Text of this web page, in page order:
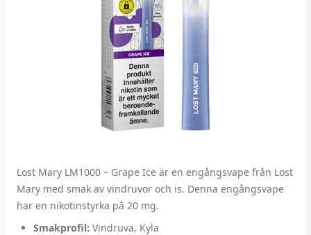
Lost Mary LM1000 – Grape Ice är en engångsvape från Lost
Mary med smak av vindruvor och is. Denna engångsvape
har en nikotinstyrka på 20 mg.
Smakprofil: Vindruva, Kyla